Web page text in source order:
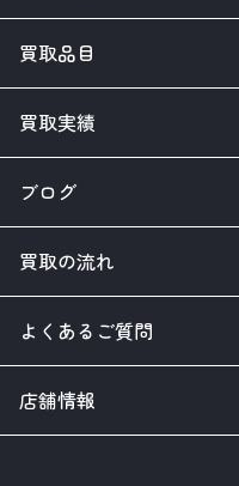
買取品目
買取実績
ブログ
買取の流れ
よくあるご質問
店舗情報